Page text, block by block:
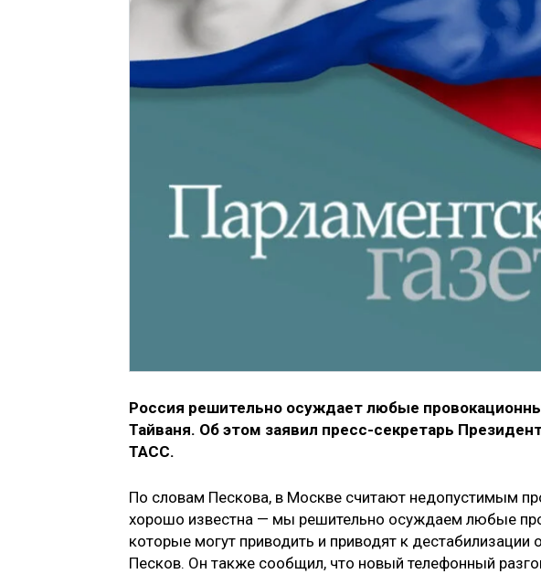
Россия решительно осуждает любые
Тайваня. Об этом заявил пресс-секретарь
ТАСС.
По словам Пескова, в Москве считают недопустимым
хорошо известна — мы решительно осуждаем любые
которые могут приводить и приводят к дестабилизации
Песков. Он также сообщил, что новый телефонный